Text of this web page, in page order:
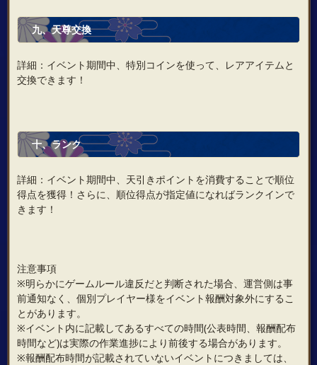
九、天尊交換
詳細：イベント期間中、特別コインを使って、レアアイテムと
交換できます！
十、ランク
詳細：イベント期間中、天引きポイントを消費することで順位
得点を獲得！さらに、順位得点が指定値になればランクインで
きます！
注意事項
※明らかにゲームルール違反だと判断された場合、運営側は事
前通知なく、個別プレイヤー様をイベント報酬対象外にするこ
とがあります。
※イベント内に記載してあるすべての時間(公表時間、報酬配布
時間など)は実際の作業進捗により前後する場合があります。
※報酬配布時間が記載されていないイベントにつきましては、